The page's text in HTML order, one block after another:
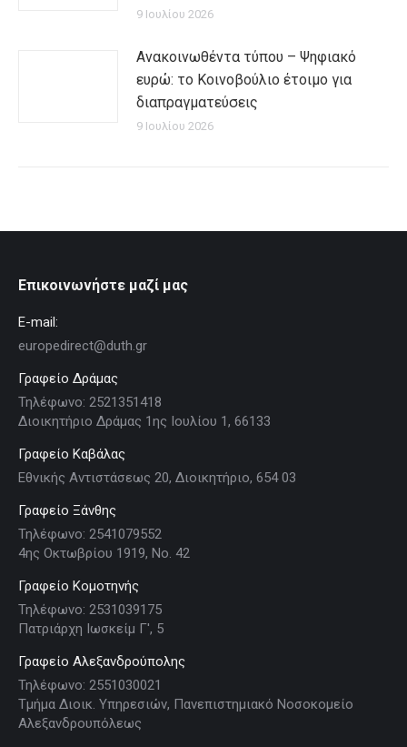
9 Ιουλίου 2026
Ανακοινωθέντα τύπου – Ψηφιακό
ευρώ: το Κοινοβούλιο έτοιμο για
διαπραγματεύσεις
9 Ιουλίου 2026
Επικοινωνήστε μαζί μας
E-mail:
europedirect@duth.gr
Γραφείο Δράμας
Τηλέφωνο: 2521351418
Διοικητήριο Δράμας 1ης Ιουλίου 1, 66133
Γραφείο Καβάλας
Εθνικής Αντιστάσεως 20, Διοικητήριο, 654 03
Γραφείο Ξάνθης
Τηλέφωνο: 2541079552
4ης Οκτωβρίου 1919, Νο. 42
Γραφείο Κομοτηνής
Τηλέφωνο: 2531039175
Πατριάρχη Ιωσκείμ Γ', 5
Γραφείο Αλεξανδρούπολης
Τηλέφωνο: 2551030021
Τμήμα Διοικ. Υπηρεσιών, Πανεπιστημιακό Νοσοκομείο
Αλεξανδρουπόλεως